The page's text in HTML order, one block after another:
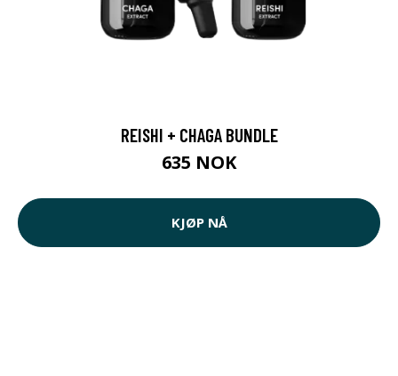
REISHI + CHAGA BUNDLE
635 NOK
KJØP NÅ